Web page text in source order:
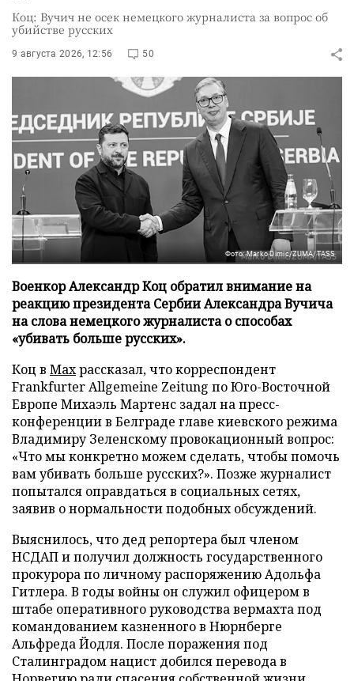
Коц: Вучич не осек немецкого журналиста за вопрос об
убийстве русских
9 августа 2026, 12:56 50
Фото: Marko Dimic/ZUMA/TASS
Военкор Александр Коц обратил внимание на
реакцию президента Сербии Александра Вучича
на слова немецкого журналиста о способах
«убивать больше русских».
Коц в Махрассказал, что корреспондент
Frankfurter Allgemeine Zeitung по Юго-Восточной
Европе Михаэль Мартенс задал на пресс-
конференции в Белграде главе киевского режима
Владимиру Зеленскому провокационный вопрос:
«Что мы конкретно можем сделать, чтобы помочь
вам убивать больше русских?». Позже журналист
попытался оправдаться в социальных сетях,
заявив о нормальности подобных обсуждений.
Выяснилось, что дед репортера был членом
НСДАП и получил должность государственного
прокурора по личному распоряжению Адольфа
Гитлера. В годы войны он служил офицером в
штабе оперативного руководства вермахта под
командованием казненного в Нюрнберге
Альфреда Йодля. После поражения под
Сталинградом нацист добился перевода в